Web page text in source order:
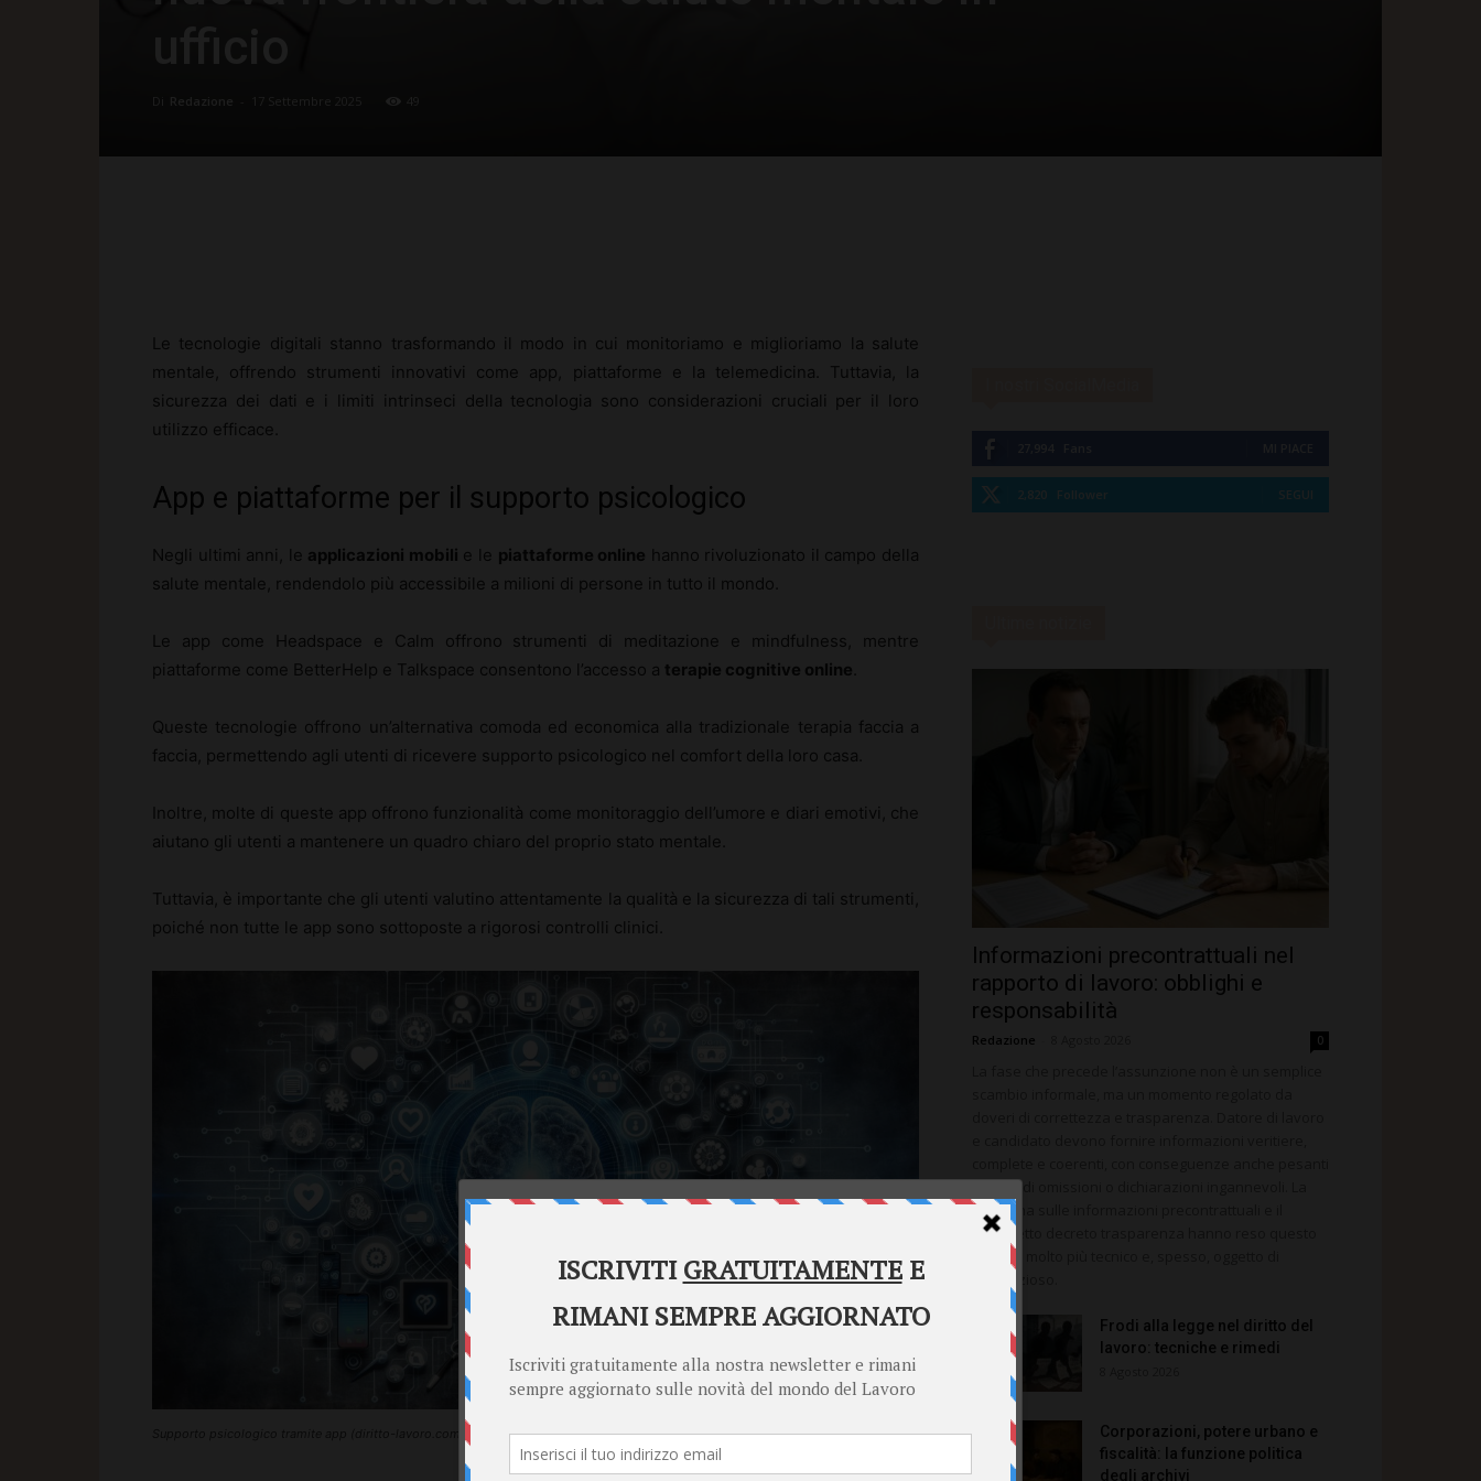
Le tecnologie digitali stanno trasformando il modo in cui monitoriamo e miglioriamo la salute
mentale, offrendo strumenti innovativi come app, piattaforme e la telemedicina. Tuttavia, la
sicurezza dei dati e i limiti intrinseci della tecnologia sono considerazioni cruciali per il loro
utilizzo efficace.
App e piattaforme per il supporto psicologico
Negli ultimi anni, le applicazioni mobili e le piattaforme online hanno rivoluzionato il campo della
salute mentale, rendendolo più accessibile a milioni di persone in tutto il mondo.
Le app come Headspace e Calm offrono strumenti di meditazione e mindfulness, mentre
piattaforme come BetterHelp e Talkspace consentono l’accesso a terapie cognitive online
Queste tecnologie offrono un’alternativa comoda ed economica alla tradizionale terapia faccia a
faccia, permettendo agli utenti di ricevere supporto psicologico nel comfort della loro casa.
Inoltre, molte di queste app offrono funzionalità come monitoraggio dell’umore e diari emotivi, che
aiutano gli utenti a mantenere un quadro chiaro del proprio stato mentale.
Tuttavia, è importante che gli utenti valutino attentamente la qualità e la sicurezza di tali strumenti,
poiché non tutte le app sono sottoposte a rigorosi controlli clinici.
2,820 Follower SEGUI
Informazioni precontrattuali nel
rapporto di lavoro: obblighi e
responsabilità
Redazione 0
in caso di omissioni o dichiarazioni ingannevoli. La
disciplina sulle informazioni precontrattuali e il
cosiddetto decreto trasparenza hanno reso questo
Frodi alla legge nel diritto del
lavoro: tecniche e rimedi
Corporazioni, potere urbano e
fiscalità: la funzione politica
degli archivi
Diritto Lavoro asks for your consent to use your
personal data for the following purposes:
Personalised advertising and content, advertising and content
Store and/or access information on a device
Learn more
Your personal data will be processed and information from your device